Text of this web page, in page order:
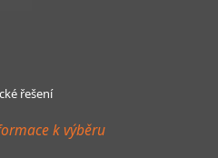
řešení
k výběru